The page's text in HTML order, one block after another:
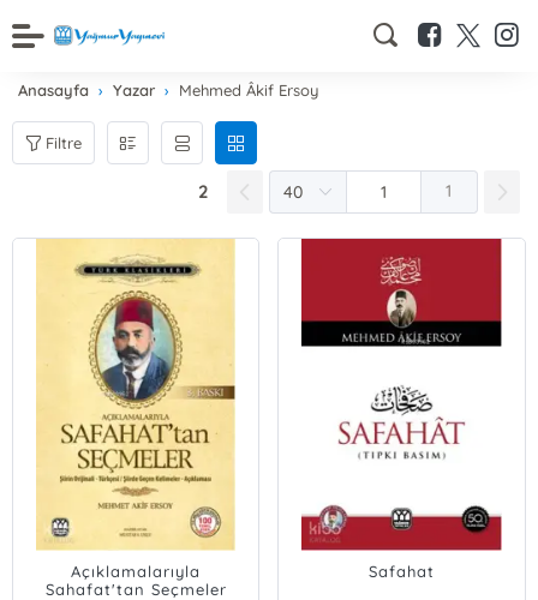
Anasayfa Yazar Mehmed Âkif Ersoy
Filtre
2 1
Açıklamalarıyla
Sahafat'tan Seçmeler
Safahat